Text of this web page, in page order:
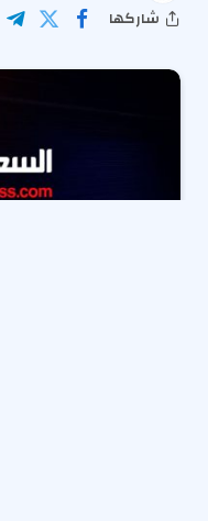
شاركها